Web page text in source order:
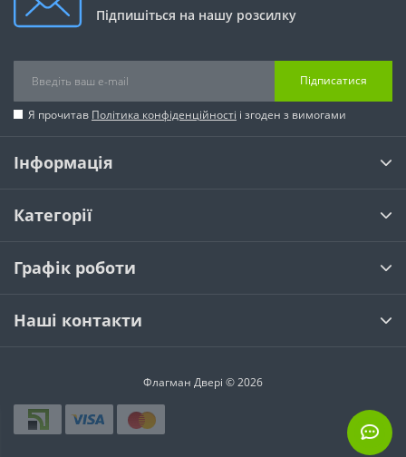
Підпишіться на нашу розсилку
Підписатися
Я прочитав Політика конфіденційності і згоден з вимогами
Інформація
Категорії
Графік роботи
Наші контакти
Флагман Двері © 2026